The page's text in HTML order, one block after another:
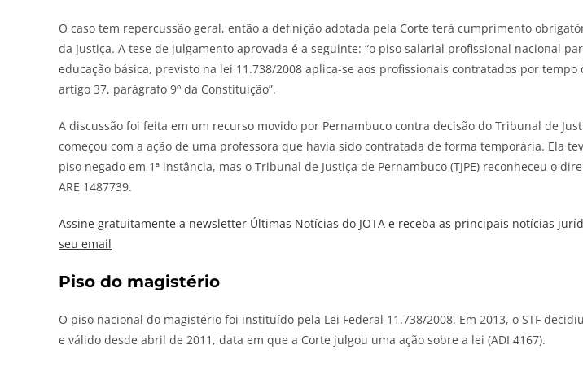
O caso tem repercussão geral, então a definição adotada pela Corte terá cumprimento
da Justiça. A tese de julgamento aprovada é a seguinte: “o piso salarial profissional nacional
educação básica, previsto na lei 11.738/2008 aplica-se aos profissionais contratados por
artigo 37, parágrafo 9º da Constituição”.
A discussão foi feita em um recurso movido por Pernambuco contra decisão do Tribunal de
começou com a ação de uma professora que havia sido contratada de forma temporária. Ela
piso negado em 1ª instância, mas o Tribunal de Justiça de Pernambuco (TJPE) reconheceu o
ARE 1487739.
Assine gratuitamente a newsletter Últimas Notícias do JOTA e receba as principais notícias
seu email
Piso do magistério
O piso nacional do magistério foi instituído pela Lei Federal 11.738/2008. Em 2013, o STF
e válido desde abril de 2011, data em que a Corte julgou uma ação sobre a lei (ADI 4167).